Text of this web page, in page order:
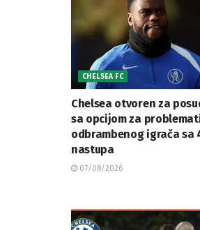
CHELSEA FC
Chelsea otvoren za
sa opcijom za
odbrambenog igrača sa
nastupa
07/08/2026